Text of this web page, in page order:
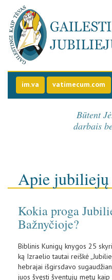
Eiti į pirmą
im.va vatimecum.com
Būtent
darbais
Apie jubiliejų
Kokia proga
Bažnyčioje?
Biblinis Kunigų knygos 25
ką Izraelio tautai reiškė
hebrajai išgirsdavo
juos švęsti šventųjų metų